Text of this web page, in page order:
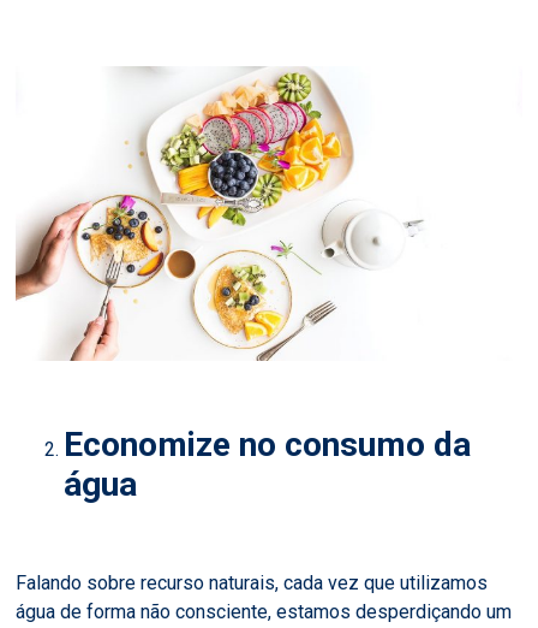
Economize no consumo da
água
Falando sobre recurso naturais, cada vez que utilizamos
água de forma não consciente, estamos desperdiçando um